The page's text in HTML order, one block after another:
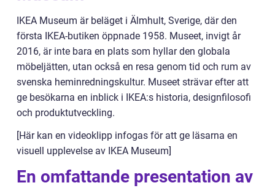
IKEA Museum är beläget i Älmhult, Sverige, där den
första IKEA-butiken öppnade 1958. Museet, invigt år
2016, är inte bara en plats som hyllar den globala
möbeljätten, utan också en resa genom tid och rum av
svenska heminredningskultur. Museet strävar efter att
ge besökarna en inblick i IKEA:s historia, designfilosofi
och produktutveckling.
[Här kan en videoklipp infogas för att ge läsarna en
visuell upplevelse av IKEA Museum]
En omfattande presentation av